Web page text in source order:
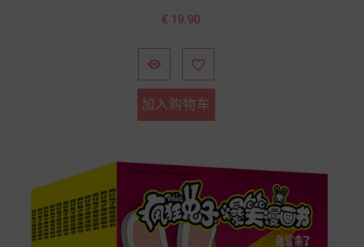
价
€ 19.90
 
加入购物车